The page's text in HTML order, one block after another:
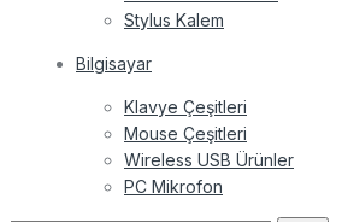
Stylus Kalem
Bilgisayar
Klavye Çeşitleri
Mouse Çeşitleri
Wireless USB Ürünler
PC Mikrofon